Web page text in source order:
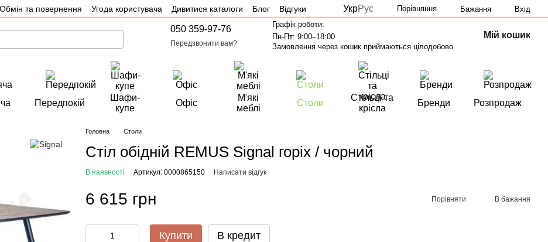
Обмін та повернення Угода користувача Дивитися каталоги Блог
Відгуки
УкрРус Порівняння Бажання Вхід
050 359-97-76
Передзвонити вам?
Графік роботи:
Пн-Пт: 9:00–18:00
Замовлення через кошик приймаються цілодобово
Мій кошик
Передпокій
Шафи-
купе
Офіс
М'які
меблі
Столи
Стільці та
крісла
Бренди Розпродаж
Головна Столи
Стіл обідній REMUS Signal горіх / чорний
В наявності Артикул: 0000865150 Написати відгук
6 615 грн Порівняти В бажання
Купити В кредит